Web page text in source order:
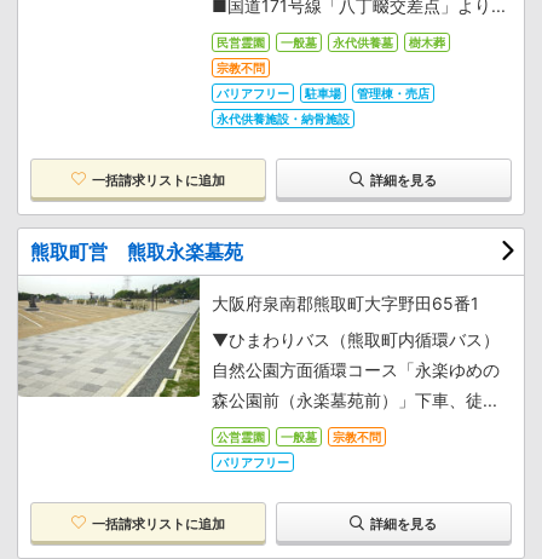
■国道171号線「八丁畷交差点」より...
民営霊園 一般墓 永代供養墓
樹木葬
宗教不問
バリアフリー
駐車場
管理棟・売店
永代供養施設・納骨施設
一括請求リストに追加 詳細を見る
熊取町営 熊取永楽墓苑
大阪府泉南郡熊取町大字野田65番1
▼ひまわりバス（熊取町内循環バス）
自然公園方面循環コース「永楽ゆめの
森公園前（永楽墓苑前）」下車、徒...
公営霊園 一般墓
宗教不問
バリアフリー
一括請求リストに追加 詳細を見る